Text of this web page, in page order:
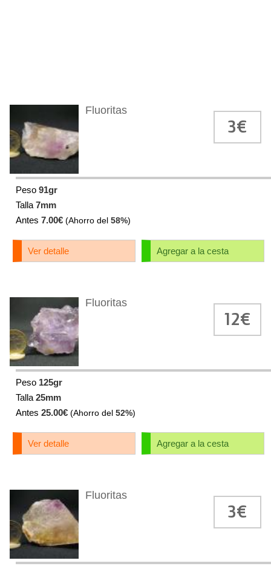
Fluoritas
3€
Peso 91gr
Talla 7mm
Antes 7.00€ (Ahorro del 58%)
Agregar a la cesta
Ver detalle
Fluoritas
12€
Peso 125gr
Talla 25mm
Antes 25.00€ (Ahorro del 52%)
Agregar a la cesta
Ver detalle
Fluoritas
3€